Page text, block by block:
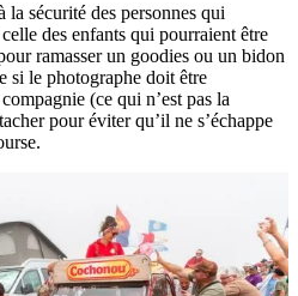
sécurité des personnes qui
des enfants qui pourraient être
ramasser un goodies ou un bidon
si le photographe doit être
(ce qui n’est pas la
pour éviter qu’il ne s’échappe